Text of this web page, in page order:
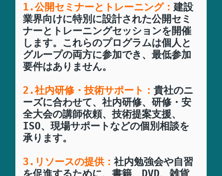
1.公開セミナーとトレーニング：建設
業界向けに特別に設計された公開セミ
ナーとトレーニングセッションを開催
します。これらのプログラムは個人と
グループの両方に参加でき、最低参加
要件はありません。
2.社内研修・技術サポート：貴社のニ
ーズに合わせて、社内研修、研修・安
全大会の講師依頼、技術提案支援、
ISO、現場サポートなどの個別相談を
3.リソースの提供：社内勉強会や自習
を促進するために、書籍、DVD、雑貨